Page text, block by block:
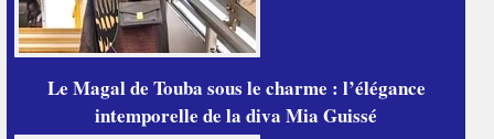
Le Magal de Touba sous le charme : l’élégance
intemporelle de la diva Mia Guissé